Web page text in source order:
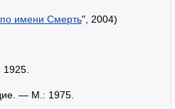
имени Смерть", 2004)
— М.: 1975.